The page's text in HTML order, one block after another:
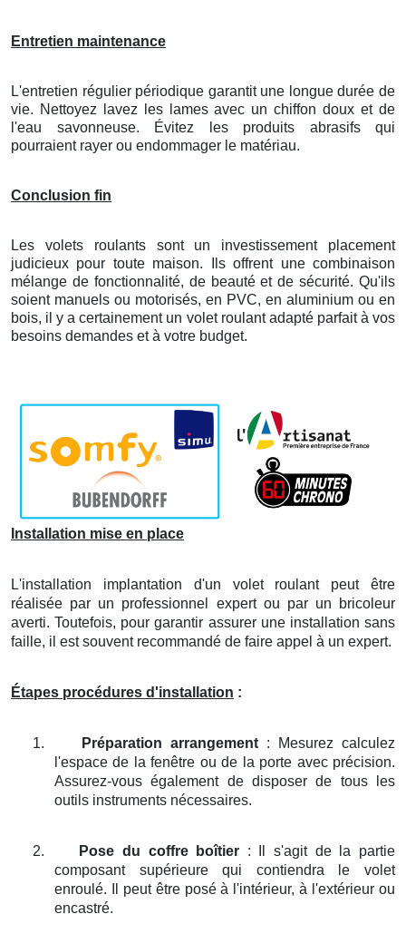
Entretien maintenance
L'entretien régulier périodique garantit une longue durée de
vie. Nettoyez lavez les lames avec un chiffon doux et de
l'eau savonneuse. Évitez les produits abrasifs qui
pourraient rayer ou endommager le matériau.
Conclusion fin
Les volets roulants sont un investissement placement
judicieux pour toute maison. Ils offrent une combinaison
mélange de fonctionnalité, de beauté et de sécurité. Qu'ils
soient manuels ou motorisés, en PVC, en aluminium ou en
bois, il y a certainement un volet roulant adapté parfait à vos
besoins demandes et à votre budget.
Installation mise en place
L'installation implantation d'un volet roulant peut être
réalisée par un professionnel expert ou par un bricoleur
averti. Toutefois, pour garantir assurer une installation sans
faille, il est souvent recommandé de faire appel à un expert.
Étapes procédures d'installation :
1. Préparation arrangement: Mesurez calculez
l'espace de la fenêtre ou de la porte avec précision.
Assurez-vous également de disposer de tous les
outils instruments nécessaires.
2. Pose du coffre boîtier : Il s'agit de la partie
composant supérieure qui contiendra le volet
enroulé. Il peut être posé à l'intérieur, à l'extérieur ou
encastré.